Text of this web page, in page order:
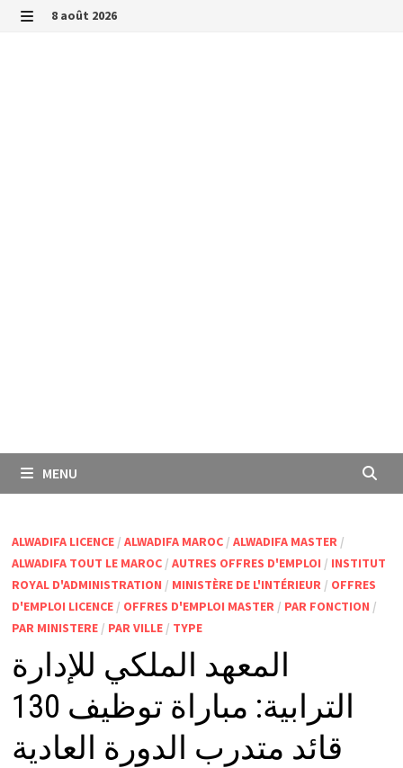
Passer
8 août 2026
MENU
ALWADIFA LICENCE/ ALWADIFA MAROC/ ALWADIFA MASTER/
ALWADIFA TOUT LE MAROC/ AUTRES OFFRES D'EMPLOI / INSTITUT
ROYAL D'ADMINISTRATION / MINISTÈRE DE L'INTÉRIEUR/ OFFRES
D'EMPLOI LICENCE/ OFFRES D'EMPLOI MASTER/ PAR FONCTION /
PAR MINISTERE/ PAR VILLE/ TYPE
المعهد الملكي للإدارة
الترابية: مباراة توظيف 130
قائد متدرب الدورة العادية